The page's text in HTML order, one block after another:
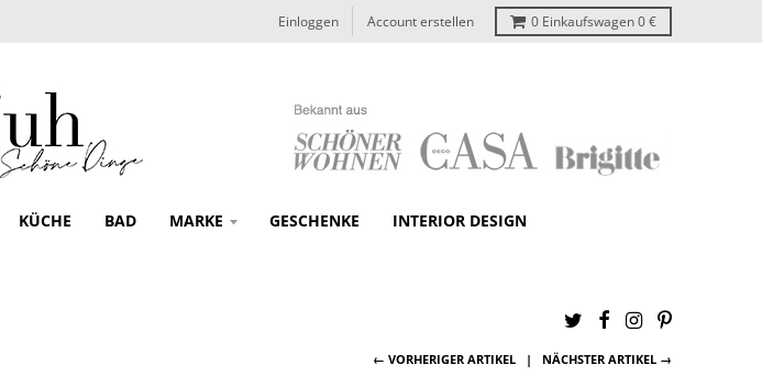
Einloggen Account erstellen 0 Einkaufswagen0 €
KÜCHE BAD MARKE GESCHENKE INTERIOR DESIGN
← VORHERIGER ARTIKEL NÄCHSTER ARTIKEL →